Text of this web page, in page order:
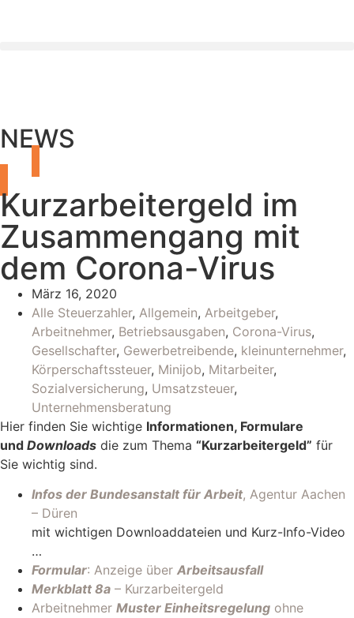
NEWS
Kurzarbeitergeld im
Zusammengang mit
dem Corona-Virus
März 16, 2020
Alle Steuerzahler, Allgemein, Arbeitgeber,
Arbeitnehmer, Betriebsausgaben, Corona-Virus,
Gesellschafter, Gewerbetreibende, kleinunternehmer,
Körperschaftssteuer, Minijob, Mitarbeiter,
Sozialversicherung, Umsatzsteuer,
Unternehmensberatung
Hier finden Sie wichtige Informationen, Formulare
und Downloads die zum Thema “Kurzarbeitergeld” für
Sie wichtig sind.
Infos der Bundesanstalt für Arbeit, Agentur Aachen
– Düren
mit wichtigen Downloaddateien und Kurz-Info-Video
…
Formular: Anzeige über Arbeitsausfall
Merkblatt 8a – Kurzarbeitergeld
Arbeitnehmer Muster Einheitsregelung ohne